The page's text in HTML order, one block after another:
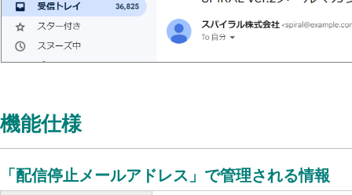
機能仕様
「配信停止メールアドレス」で管理される情報